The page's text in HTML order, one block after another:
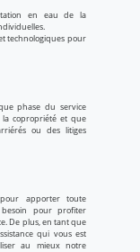
en eau de la
technologiques pour
phase du service
copropriété et que
ou des litiges
apporter toute
besoin pour profiter
De plus, en tant que
qui vous est
au mieux notre